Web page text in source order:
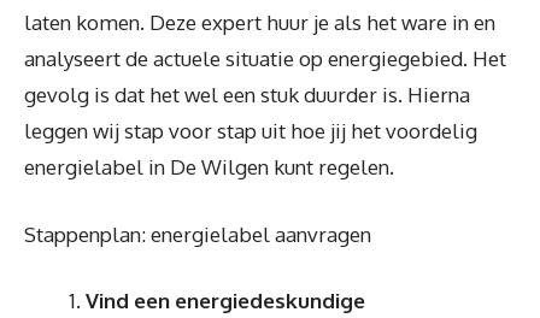
laten komen. Deze expert huur je als het ware in en
analyseert de actuele situatie op energiegebied. Het
gevolg is dat het wel een stuk duurder is. Hierna
leggen wij stap voor stap uit hoe jij het voordelig
energielabel in De Wilgen kunt regelen.
Stappenplan: energielabel aanvragen
Vind een energiedeskundige